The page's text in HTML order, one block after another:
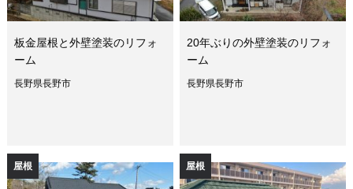
板金屋根と外壁塗装のリフォ
ーム
長野県長野市
20年ぶりの外壁塗装のリフォ
ーム
長野県長野市
屋根 屋根